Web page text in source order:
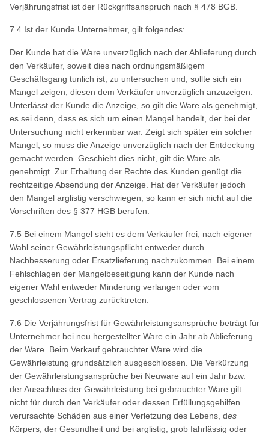
Verjährungsfrist ist der Rückgriffsanspruch nach § 478 BGB.
7.4 Ist der Kunde Unternehmer, gilt folgendes:
Der Kunde hat die Ware unverzüglich nach der Ablieferung durch
den Verkäufer, soweit dies nach ordnungsmäßigem
Geschäftsgang tunlich ist, zu untersuchen und, sollte sich ein
Mangel zeigen, diesen dem Verkäufer unverzüglich anzuzeigen.
Unterlässt der Kunde die Anzeige, so gilt die Ware als genehmigt,
es sei denn, dass es sich um einen Mangel handelt, der bei der
Untersuchung nicht erkennbar war. Zeigt sich später ein solcher
Mangel, so muss die Anzeige unverzüglich nach der Entdeckung
gemacht werden. Geschieht dies nicht, gilt die Ware als
genehmigt. Zur Erhaltung der Rechte des Kunden genügt die
rechtzeitige Absendung der Anzeige. Hat der Verkäufer jedoch
den Mangel arglistig verschwiegen, so kann er sich nicht auf die
Vorschriften des § 377 HGB berufen.
7.5 Bei einem Mangel steht es dem Verkäufer frei, nach eigener
Wahl seiner Gewährleistungspflicht entweder durch
Nachbesserung oder Ersatzlieferung nachzukommen. Bei einem
Fehlschlagen der Mangelbeseitigung kann der Kunde nach
eigener Wahl entweder Minderung verlangen oder vom
geschlossenen Vertrag zurücktreten.
7.6 Die Verjährungsfrist für Gewährleistungsansprüche beträgt für
Unternehmer bei neu hergestellter Ware ein Jahr ab Ablieferung
der Ware. Beim Verkauf gebrauchter Ware wird die
Gewährleistung grundsätzlich ausgeschlossen. Die Verkürzung
der Gewährleistungsansprüche bei Neuware auf ein Jahr bzw.
der Ausschluss der Gewährleistung bei gebrauchter Ware gilt
nicht für durch den Verkäufer oder dessen Erfüllungsgehilfen
verursachte Schäden aus einer Verletzung des Lebens, des
Körpers, der Gesundheit und bei arglistig, grob fahrlässig oder